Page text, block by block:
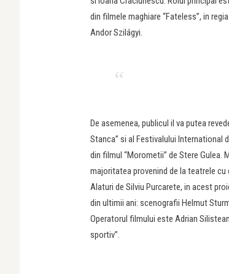
din filmele maghiare “Fateless”, in
Andor Szilágyi.
De asemenea, publicul il va putea
Stanca” si al Festivalului International
din filmul “Morometii” de Stere Gulea.
majoritatea provenind de la teatrele cu
Alaturi de Silviu Purcarete, in acest
din ultimii ani: scenografii Helmut
Operatorul filmului este Adrian
sportiv”.